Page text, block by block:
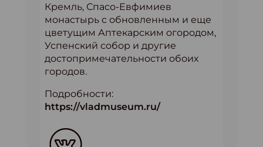
Кремль, Спасо-Евфимиев
монастырь с обновленным и еще
цветущим Аптекарским огородом,
Успенский собор и другие
достопримечательности обоих
городов.
Подробности:
https://vladmuseum.ru/